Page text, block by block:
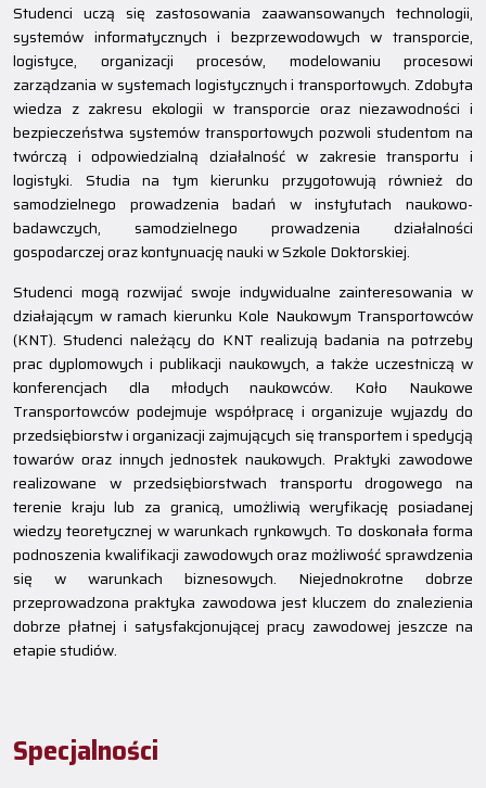
Studenci uczą się zastosowania zaawansowanych technologii,
systemów informatycznych i bezprzewodowych w transporcie,
logistyce, organizacji procesów, modelowaniu procesowi
zarządzania w systemach logistycznych i transportowych. Zdobyta
wiedza z zakresu ekologii w transporcie oraz niezawodności i
bezpieczeństwa systemów transportowych pozwoli studentom na
twórczą i odpowiedzialną działalność w zakresie transportu i
logistyki. Studia na tym kierunku przygotowują również do
samodzielnego prowadzenia badań w instytutach naukowo-
badawczych, samodzielnego prowadzenia działalności
gospodarczej oraz kontynuację nauki w Szkole Doktorskiej.
Studenci mogą rozwijać swoje indywidualne zainteresowania w
działającym w ramach kierunku Kole Naukowym Transportowców
(KNT). Studenci należący do KNT realizują badania na potrzeby
prac dyplomowych i publikacji naukowych, a także uczestniczą w
konferencjach dla młodych naukowców. Koło Naukowe
Transportowców podejmuje współpracę i organizuje wyjazdy do
przedsiębiorstw i organizacji zajmujących się transportem i spedycją
towarów oraz innych jednostek naukowych. Praktyki zawodowe
realizowane w przedsiębiorstwach transportu drogowego na
terenie kraju lub za granicą, umożliwią weryfikację posiadanej
wiedzy teoretycznej w warunkach rynkowych. To doskonała forma
podnoszenia kwalifikacji zawodowych oraz możliwość sprawdzenia
się w warunkach biznesowych. Niejednokrotne dobrze
przeprowadzona praktyka zawodowa jest kluczem do znalezienia
dobrze płatnej i satysfakcjonującej pracy zawodowej jeszcze na
etapie studiów.
Specjalności